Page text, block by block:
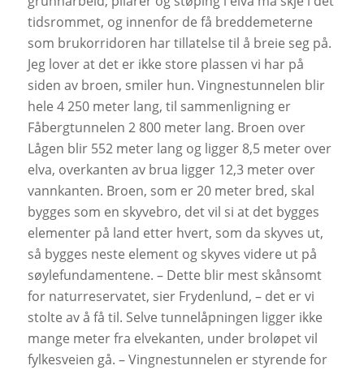
tidsrommet, og innenfor de få breddemeterne
som brukorridoren har tillatelse til å breie seg på.
Jeg lover at det er ikke store plassen vi har på
siden av broen, smiler hun. Vingnestunnelen blir
hele 4 250 meter lang, til sammenligning er
Fåbergtunnelen 2 800 meter lang. Broen over
Lågen blir 552 meter lang og ligger 8,5 meter over
elva, overkanten av brua ligger 12,3 meter over
vannkanten. Broen, som er 20 meter bred, skal
bygges som en skyvebro, det vil si at det bygges
elementer på land etter hvert, som da skyves ut,
så bygges neste element og skyves videre ut på
søylefundamentene. – Dette blir mest skånsomt
for naturreservatet, sier Frydenlund, – det er vi
stolte av å få til. Selve tunnelåpningen ligger ikke
mange meter fra elvekanten, under broløpet vil
fylkesveien gå. – Vingnestunnelen er styrende for